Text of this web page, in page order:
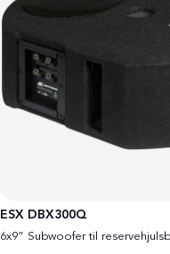
ESX DBX300Q
6x9” Subwoofer til